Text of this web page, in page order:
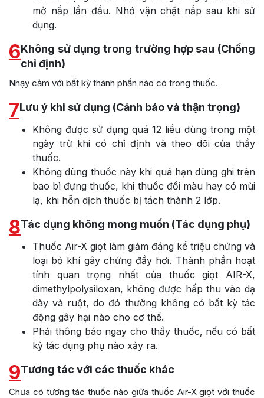
mở nắp lần đầu. Nhớ vặn chặt nắp sau khi sử
dụng.
6Không sử dụng trong trường hợp sau (Chống
chỉ định)
Nhạy cảm với bất kỳ thành phần nào có trong thuốc.
7Lưu ý khi sử dụng (Cảnh báo và thận trọng)
Không được sử dụng quá 12 liều dùng trong một
ngày trừ khi có chỉ định và theo dõi của thầy
thuốc.
Không dùng thuốc này khi quá hạn dùng ghi trên
bao bì đựng thuốc, khi thuốc đổi màu hay có mùi
lạ, khi hỗn dịch thuốc bị tách thành 2 lớp.
8Tác dụng không mong muốn (Tác dụng phụ)
Thuốc Air-X giọt làm giảm đáng kể triệu chứng và
loại bỏ khí gây chứng đầy hơi. Thành phần hoạt
tính quan trọng nhất của thuốc giọt AIR-X,
dimethylpolysiloxan, không được hấp thu vào dạ
dày và ruột, do đó thường không có bất kỳ tác
động gây hại nào cho cơ thể.
Phải thông báo ngay cho thầy thuốc, nếu có bất
kỳ tác dụng phụ nào xảy ra.
9Tương tác với các thuốc khác
Chưa có tương tác thuốc nào giữa thuốc Air-X giọt với thuốc